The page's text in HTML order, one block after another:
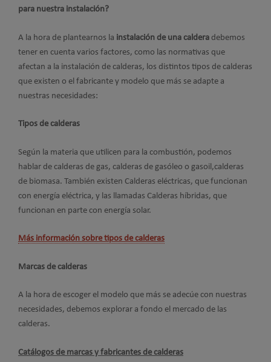
para nuestra instalación?
A la hora de plantearnos la instalación de una caldera debemos
tener en cuenta varios factores, como las normativas que
afectan a la instalación de calderas, los distintos tipos de calderas
que existen o el fabricante y modelo que más se adapte a
nuestras necesidades:
Tipos de calderas
Según la materia que utilicen para la combustión, podemos
hablar de calderas de gas, calderas de gasóleo o gasoil,calderas
de biomasa. También existen Calderas eléctricas, que funcionan
con energía eléctrica, y las llamadas Calderas híbridas, que
funcionan en parte con energía solar.
Más información sobre tipos de calderas
Marcas de calderas
A la hora de escoger el modelo que más se adecúe con nuestras
necesidades, debemos explorar a fondo el mercado de las
calderas.
Catálogos de marcas y fabricantes de calderas